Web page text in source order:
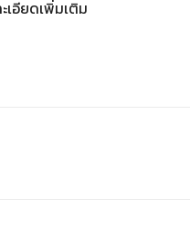
อียดเพิ่มเติม